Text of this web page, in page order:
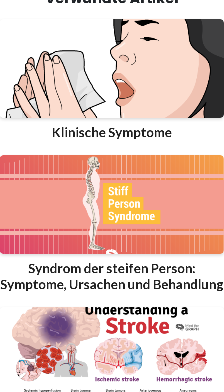
Klinische Symptome
Syndrom der steifen Person:
Symptome, Ursachen und Behandlung